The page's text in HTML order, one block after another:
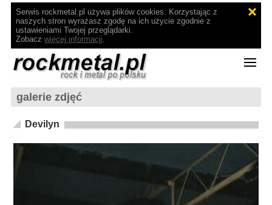
Serwis rockmetal.pl używa plików cookies. Korzystając z
naszych stron wyrażasz zgodę na ich użycie zgodnie z
ustawieniami Twojej przeglądarki.
Zobacz więcej informacji.
galerie zdjęć
Devilyn